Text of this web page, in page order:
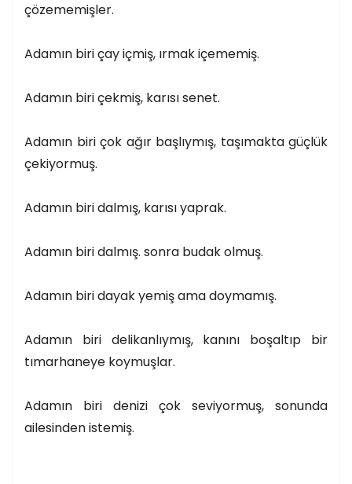
çözememişler.
Adamın biri çay içmiş, ırmak içememiş.
Adamın biri çekmiş, karısı senet.
Adamın biri çok ağır başlıymış, taşımakta güçlük
çekiyormuş.
Adamın biri dalmış, karısı yaprak.
Adamın biri dalmış. sonra budak olmuş.
Adamın biri dayak yemiş ama doymamış.
Adamın biri delikanlıymış, kanını boşaltıp bir
tımarhaneye koymuşlar.
Adamın biri denizi çok seviyormuş, sonunda
ailesinden istemiş.